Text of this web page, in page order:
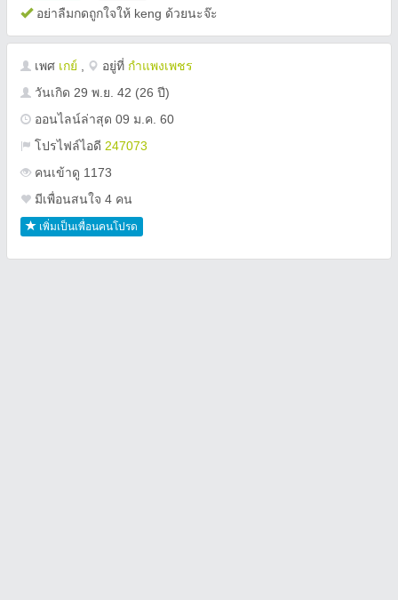
อย่าลืมกดถูกใจให้ keng ด้วยนะจ๊ะ
เพศ เกย์ อยู่ที่ กำแพงเพชร
วันเกิด 29 พ.ย. 42 (26 ปี)
ออนไลน์ล่าสุด 09 ม.ค. 60
โปรไฟล์ไอดี 247073
คนเข้าดู 1173
มีเพื่อนสนใจ 4 คน
เพิ่มเป็นเพื่อนคนโปรด